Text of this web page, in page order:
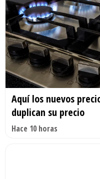
Aquí los nuevos
duplican su precio
Hace 10 horas